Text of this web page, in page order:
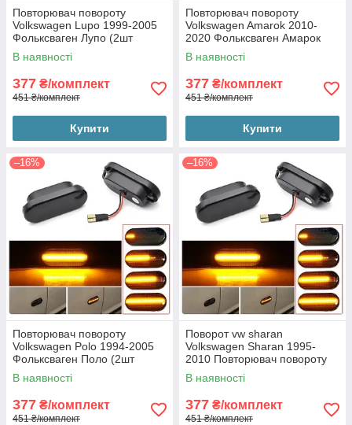
Повторювач повороту
Volkswagen Lupo 1999-2005
Фольксваген Лупо (2шт
динамічні чорні ЛЕД)
В наявності
377 ₴/комплект
451 ₴/комплект
Купити
Повторювач повороту
Volkswagen Amarok 2010-
2020 Фольксваген Амарок
(2шт динамічні чорні ЛЕД)
В наявності
377 ₴/комплект
451 ₴/комплект
Купити
–16%
Повторювач повороту
Volkswagen Polo 1994-2005
Фольксваген Поло (2шт
динамічні чорні ЛЕД)
В наявності
377 ₴/комплект
451 ₴/комплект
–16%
Поворот vw sharan
Volkswagen Sharan 1995-
2010 Повторювач повороту
Фольксваген Шаран (2шт
динамічні чорні ЛЕД)
В наявності
377 ₴/комплект
451 ₴/комплект